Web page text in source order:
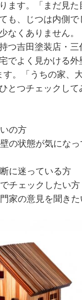
ます。「まだ見た
も、じつは内側で
なくありません。
つ吉田塗装店・三
でよく見かける外
す。「うちの家、
とつチェックして
の方
の状態が気になっ
に迷っている方
チェックしたい方
家の意見を聞きた